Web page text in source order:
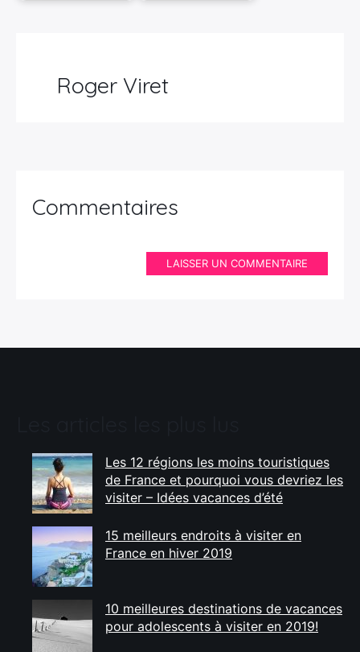
Roger Viret
Commentaires
LAISSER UN COMMENTAIRE
Les 12 régions les moins touristiques
de France et pourquoi vous devriez les
visiter – Idées vacances d’été
15 meilleurs endroits à visiter en
France en hiver 2019
10 meilleures destinations de vacances
pour adolescents à visiter en 2019!